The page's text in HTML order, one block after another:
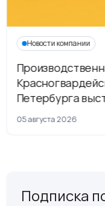
Новости компании
Петербурга
05 августа 2026
Подписка